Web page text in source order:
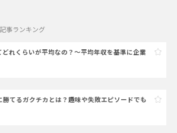
記事ランキング
どれくらいが平均なの？～平均年収を基準に企業
勝てるガクチカとは？趣味や失敗エピソードでも